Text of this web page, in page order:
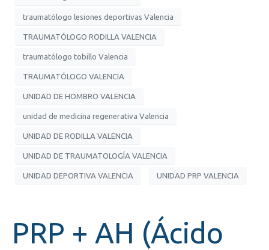
traumatólogo lesiones deportivas Valencia
TRAUMATÓLOGO RODILLA VALENCIA
traumatólogo tobillo Valencia
TRAUMATÓLOGO VALENCIA
UNIDAD DE HOMBRO VALENCIA
unidad de medicina regenerativa Valencia
UNIDAD DE RODILLA VALENCIA
UNIDAD DE TRAUMATOLOGÍA VALENCIA
UNIDAD DEPORTIVA VALENCIA UNIDAD PRP VALENCIA
PRP + AH (Ácido